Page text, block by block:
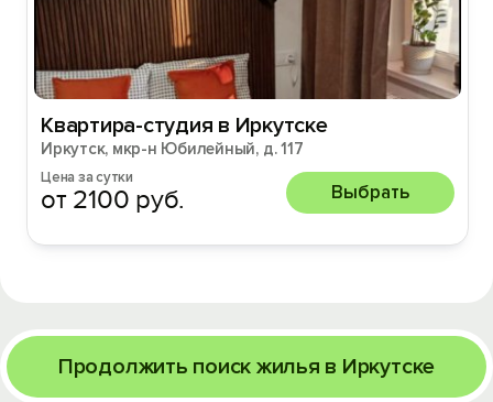
Квартира-студия в Иркутске
Иркутск, мкр-н Юбилейный, д. 117
Цена за сутки
от 2100 руб. Выбрать
Продолжить поиск жилья в Иркутске